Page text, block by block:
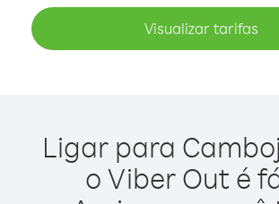
Visualizar tarifas
Ligar para
o Viber Out é